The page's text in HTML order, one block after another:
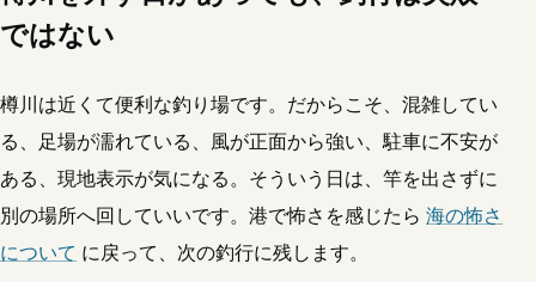
ではない
樽川は近くて便利な釣り場です。だからこそ、混雑してい
る、足場が濡れている、風が正面から強い、駐車に不安が
ある、現地表示が気になる。そういう日は、竿を出さずに
別の場所へ回していいです。港で怖さを感じたら 海の怖さ
について に戻って、次の釣行に残します。